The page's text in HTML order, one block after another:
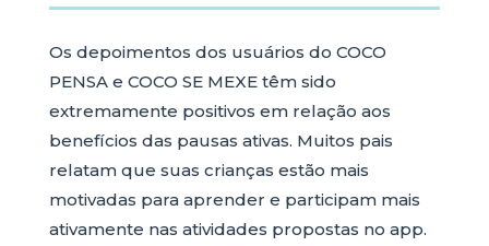
Os depoimentos dos usuários do COCO
PENSA e COCO SE MEXE têm sido
extremamente positivos em relação aos
benefícios das pausas ativas. Muitos pais
relatam que suas crianças estão mais
motivadas para aprender e participam mais
ativamente nas atividades propostas no app.